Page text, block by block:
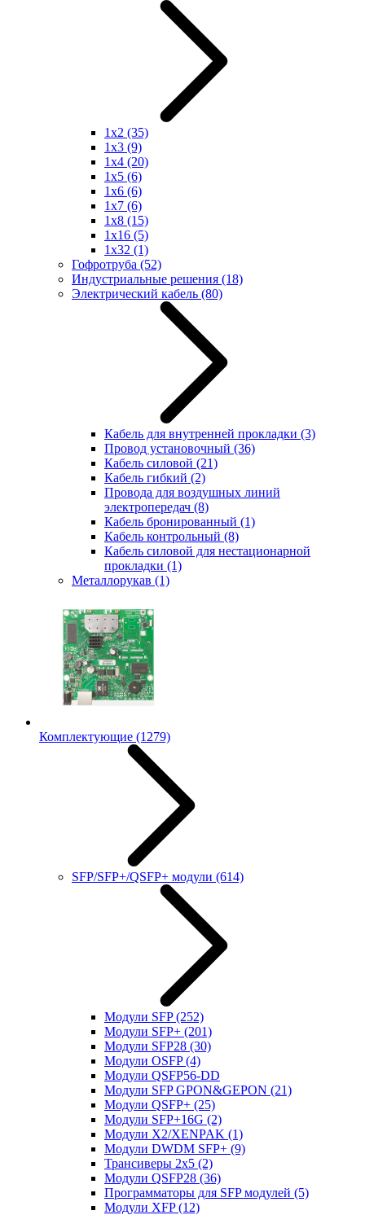
1x2 (35)
1x3 (9)
1x4 (20)
1x5 (6)
1x6 (6)
1x7 (6)
1x8 (15)
1x16 (5)
1x32 (1)
Гофротруба (52)
Индустриальные решения (18)
Электрический кабель (80)
Кабель для внутренней прокладки (3)
Провод установочный (36)
Кабель силовой (21)
Кабель гибкий (2)
Провода для воздушных линий
электропередач (8)
Кабель бронированный (1)
Кабель контрольный (8)
Кабель силовой для нестационарной
прокладки (1)
Металлорукав (1)
Комплектующие (1279)
SFP/SFP+/QSFP+ модули (614)
Модули SFP(252)
Модули SFP+ (201)
Модули SFP28 (30)
Модули OSFP(4)
Модули QSFP56-DD
Модули SFP GPON&GEPON (21)
Модули QSFP+ (25)
Модули SFP+16G (2)
Модули X2/XENPAK (1)
Модули DWDM SFP+ (9)
Трансиверы 2x5 (2)
Модули QSFP28 (36)
Программаторы для SFP модулей (5)
Модули XFP(12)